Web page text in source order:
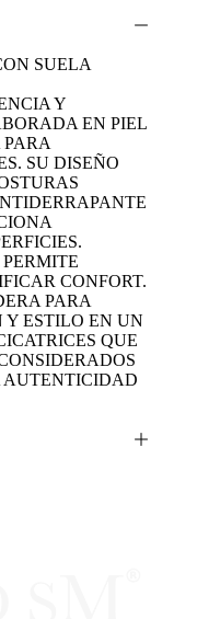
SUELA
Y
EN PIEL
SU DISEÑO
CONFORT.
PARA
Y ESTILO EN UN
QUE
AUTENTICIDAD